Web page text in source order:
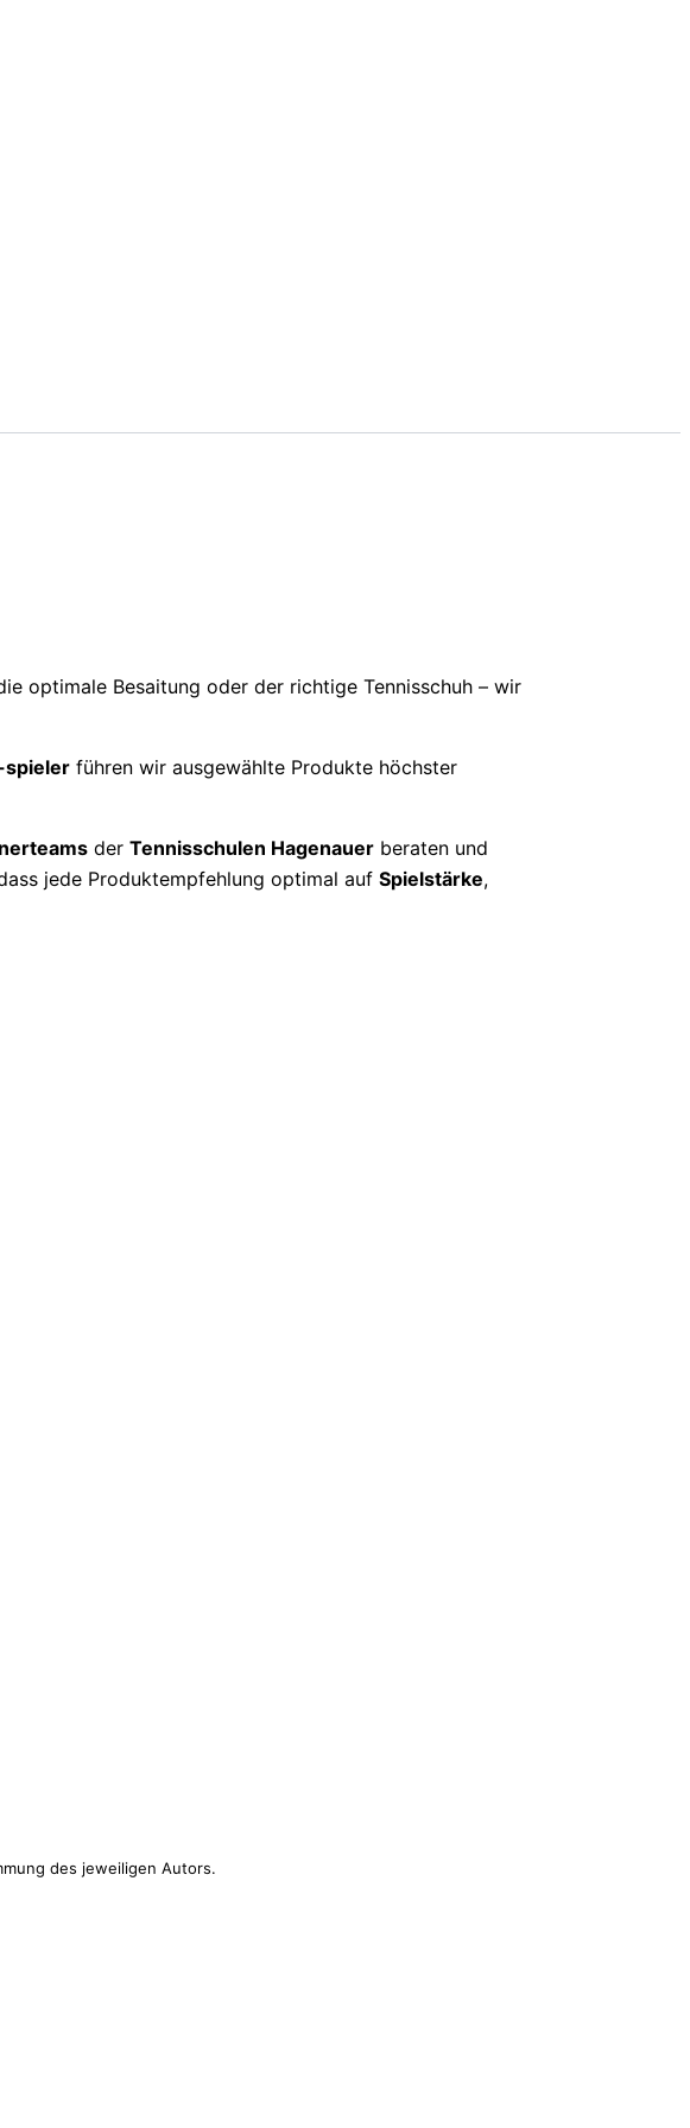
optimale Besaitung oder der richtige Tennisschuh – wir
spieler führen wir ausgewählte Produkte höchster
der Tennisschulen Hagenauer beraten und
jede Produktempfehlung optimal auf Spielstärke,
des jeweiligen Autors.